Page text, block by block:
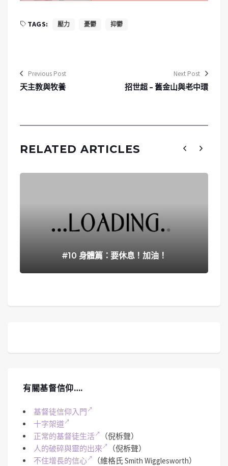
TAGS: 壓力 憂鬱 抑鬱
Previous Post
天主教與牧養
Next Post
招世超 – 舊金山與老中環
RELATED ARTICLES
#10 身體篇：要休息！加油！
有關基督信仰….
基督徒信仰入門
十字架道
正常的基督徒生活
（倪柝聲）
人的破碎與靈的出來
（倪柝聲）
不住增長的信心
（維格氏 Smith Wigglesworth）